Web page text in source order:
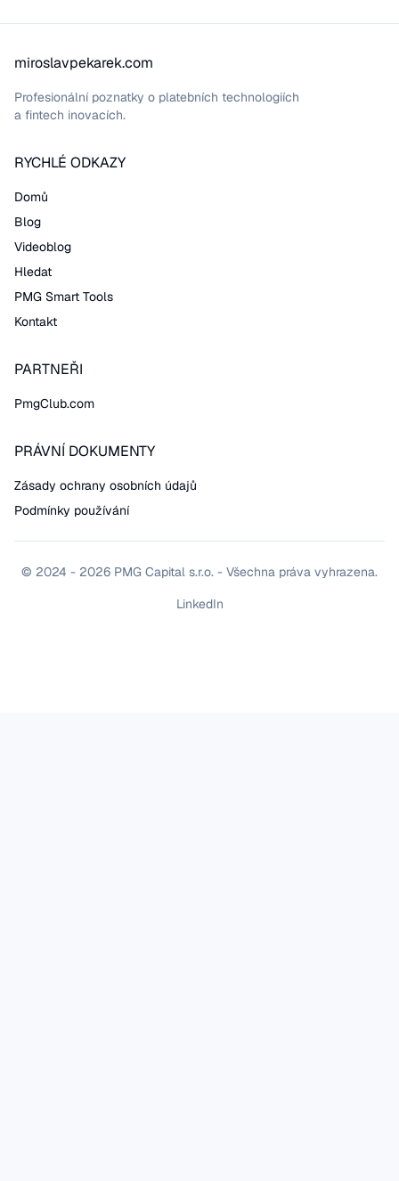
miroslavpekarek.com
Profesionální poznatky o platebních technologiích
a fintech inovacích.
RYCHLÉ ODKAZY
Domů
Blog
Videoblog
Hledat
PMG Smart Tools
Kontakt
PARTNEŘI
PmgClub.com
PRÁVNÍ DOKUMENTY
Zásady ochrany osobních údajů
Podmínky používání
© 2024 - 2026 PMG Capital s.r.o. - Všechna práva vyhrazena.
LinkedIn